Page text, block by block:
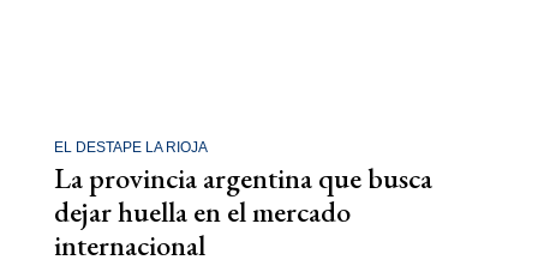
EL DESTAPE LA RIOJA
La provincia argentina que busca
dejar huella en el mercado
internacional